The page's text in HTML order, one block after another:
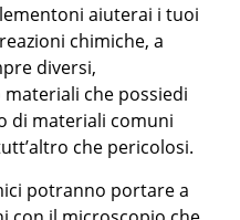
aiuterai i tuoi
chimiche, a
diversi,
che possiedi
di materiali comuni
che pericolosi.
potranno portare a